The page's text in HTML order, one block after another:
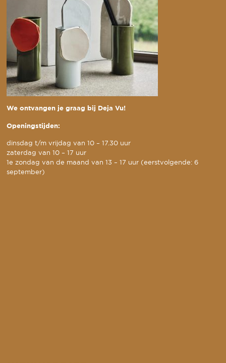
We ontvangen je graag bij Deja Vu!
Openingstijden:
dinsdag t/m vrijdag van 10 – 17.30 uur
zaterdag van 10 – 17 uur
1e zondag van de maand van 13 – 17 uur (eerstvolgende: 6
september)